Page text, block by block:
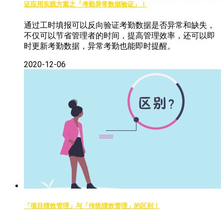
证应用实践方案之「考勤异常数据验证」！
通过工时填报可以反向验证考勤数据是否异常和缺失，
不仅可以节省管理者的时间，提高管理效率，还可以即
时更新考勤数据，异常考勤也能即时提醒。
2020-12-06
「项目绩效管理」与「传统绩效管理」的区别！